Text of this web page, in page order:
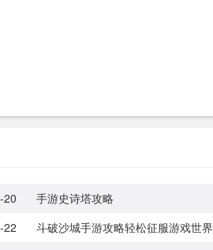
20 手游史诗塔攻略
22 斗破沙城手游攻略轻松征服游戏世界